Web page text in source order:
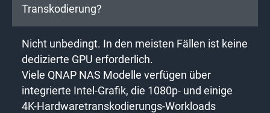
Transkodierung?
Nicht unbedingt. In den meisten Fällen ist keine
dedizierte GPU erforderlich.
Viele QNAP NAS Modelle verfügen über
integrierte Intel-Grafik, die 1080p- und einige
4K-Hardwaretranskodierungs-Workloads